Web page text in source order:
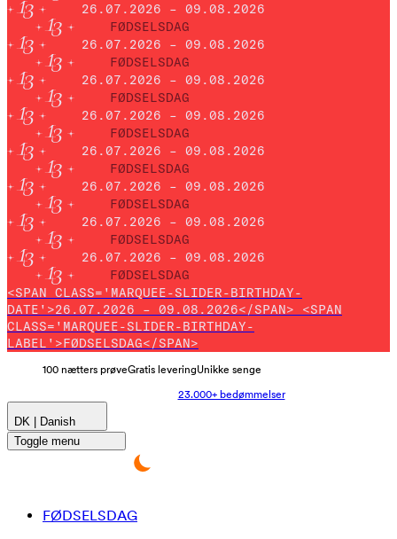
26.07.2026 – 09.08.2026
FØDSELSDAG
26.07.2026 – 09.08.2026
FØDSELSDAG
26.07.2026 – 09.08.2026
FØDSELSDAG
26.07.2026 – 09.08.2026
FØDSELSDAG
26.07.2026 – 09.08.2026
FØDSELSDAG
26.07.2026 – 09.08.2026
FØDSELSDAG
26.07.2026 – 09.08.2026
FØDSELSDAG
26.07.2026 – 09.08.2026
FØDSELSDAG
<SPAN CLASS='MARQUEE-SLIDER-BIRTHDAY-
DATE'>26.07.2026 – 09.08.2026</SPAN> <SPAN
CLASS='MARQUEE-SLIDER-BIRTHDAY-
LABEL'>FØDSELSDAG</SPAN>
100 nætters prøveGratis leveringUnikke senge
23.000+ bedømmelser
DK | Danish
Toggle menu
FØDSELSDAG